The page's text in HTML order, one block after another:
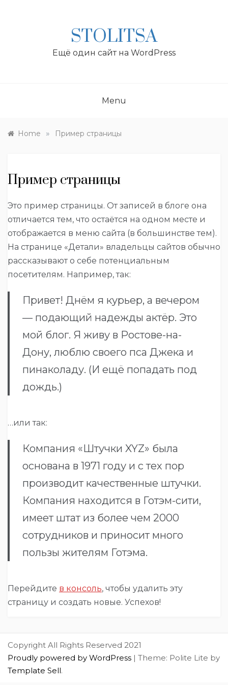
STOLITSA
Ещё один сайт на WordPress
Menu
Home » Пример страницы
Пример страницы
Это пример страницы. От записей в блоге она
отличается тем, что остаётся на одном месте и
отображается в меню сайта (в большинстве тем).
На странице «Детали» владельцы сайтов обычно
рассказывают о себе потенциальным
посетителям. Например, так:
Привет! Днём я курьер, а вечером
— подающий надежды актёр. Это
мой блог. Я живу в Ростове-на-
Дону, люблю своего пса Джека и
пинаколаду. (И ещё попадать под
дождь.)
…или так:
Компания «Штучки XYZ» была
основана в 1971 году и с тех пор
производит качественные штучки.
Компания находится в Готэм-сити,
имеет штат из более чем 2000
сотрудников и приносит много
пользы жителям Готэма.
Перейдите в консоль, чтобы удалить эту
страницу и создать новые. Успехов!
Copyright All Rights Reserved 2021
Proudly powered by WordPress | Theme: Polite Lite by
Template Sell.